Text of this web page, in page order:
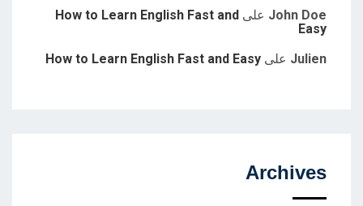
John Doe على How to Learn English Fast and
Easy
Julien على How to Learn English Fast and Easy
Archives